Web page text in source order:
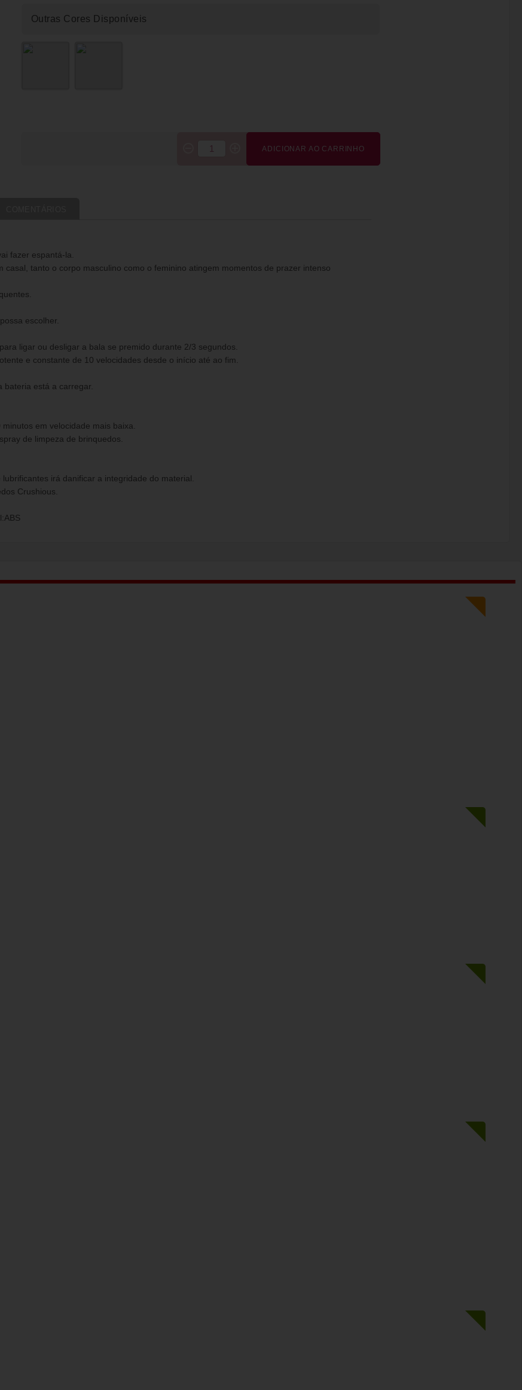
Outras Cores Disponíveis
ADICIONAR AO CARRINHO
fazer espantá-la.
tanto o corpo masculino como o feminino atingem momentos de prazer intenso
escolher.
ligar ou desligar a bala se premido durante 2/3 segundos.
e constante de 10 velocidades desde o início até ao fim.
está a carregar.
em velocidade mais baixa.
de limpeza de brinquedos.
irá danificar a integridade do material.
Crushious.